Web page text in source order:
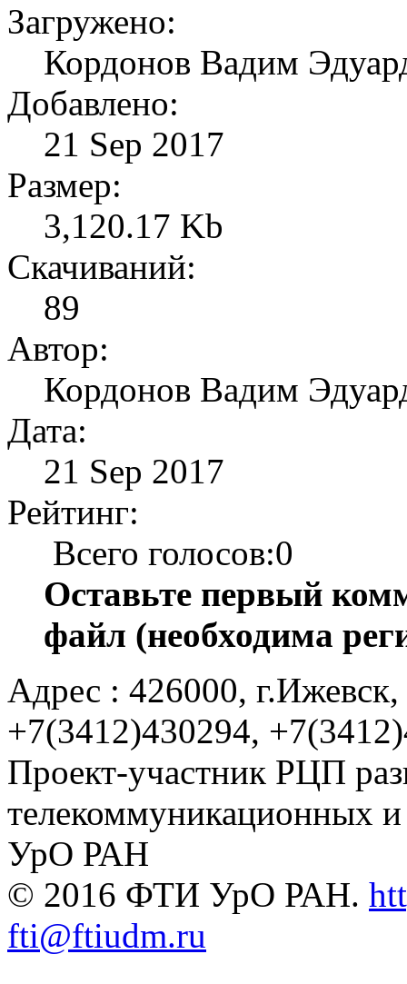
Загружено:
Кордонов Вадим
Добавлено:
21 Sep 2017
Размер:
3,120.17 Kb
Скачиваний:
89
Автор:
Кордонов Вадим
Дата:
21 Sep 2017
Рейтинг:
Всего голосов:0
Оставьте первый
файл (необходима
Адрес : 426000,
+7(3412)430294,
Проект-участник РЦП
телекоммуникационных
УрО РАН
© 2016 ФТИ УрО РАН.
fti@ftiudm.ru